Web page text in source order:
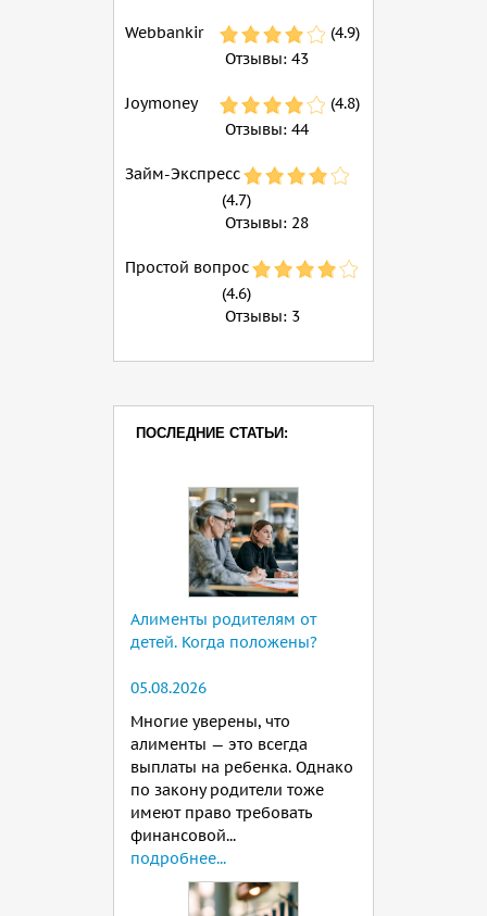
Webbankir
(4.9)
Отзывы: 43
Joymoney
(4.8)
Отзывы: 44
Займ-Экспресс
(4.7)
Отзывы: 28
Простой вопрос
(4.6)
Отзывы: 3
ПОСЛЕДНИЕ СТАТЬИ:
Алименты родителям от
детей. Когда положены?
05.08.2026
Многие уверены, что
алименты — это всегда
выплаты на ребенка. Однако
по закону родители тоже
имеют право требовать
финансовой...
подробнее...